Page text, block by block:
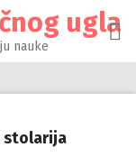
ugla
nauke
stolarija